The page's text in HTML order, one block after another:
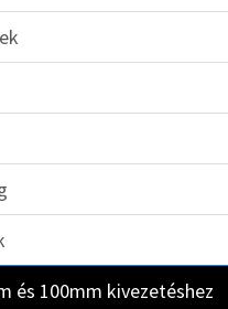
és 100mm kivezetéshez